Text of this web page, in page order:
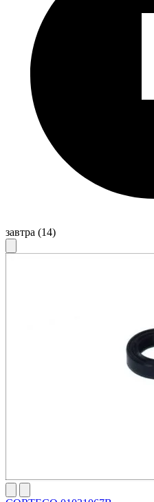
завтра (14)